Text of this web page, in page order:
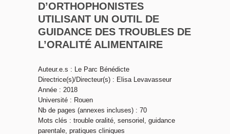
D’ORTHOPHONISTES
UTILISANT UN OUTIL DE
GUIDANCE DES TROUBLES DE
L’ORALITÉ ALIMENTAIRE
Auteur.e.s : Le Parc Bénédicte
Directrice(s)/Directeur(s) : Elisa Levavasseur
Année : 2018
Université : Rouen
Nb de pages (annexes incluses) : 70
Mots clés : trouble oralité, sensoriel, guidance
parentale, pratiques cliniques